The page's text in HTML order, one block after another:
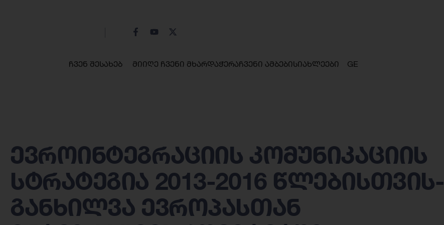
ჩვენ შესახებ მიიღე ჩვენი მხარდაჭერაჩვენი ამბებისიახლეები GE
ევროინტეგრაციის კომუნიკაციის
სტრატეგია 2013-2016 წლებისთვის-
განხილვა ევროპასთან